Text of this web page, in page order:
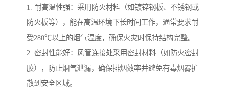
1. 耐高温性强：采用防火材料（如镀锌钢板、不锈钢或
防火板等），能在高温环境下长时间工作，通常要求耐
受280℃以上的烟气温度，确保火灾时保持结构完整。
2. 密封性能好：风管连接处采用密封材料（如防火密封
胶），防止烟气泄漏，确保排烟效率并避免有毒烟雾扩
散到安全区域。